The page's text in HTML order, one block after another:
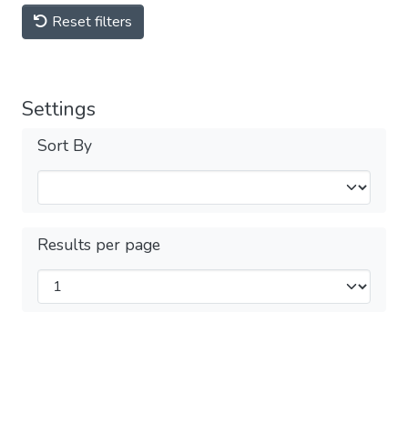
Reset filters
Settings
Sort By
Results per page